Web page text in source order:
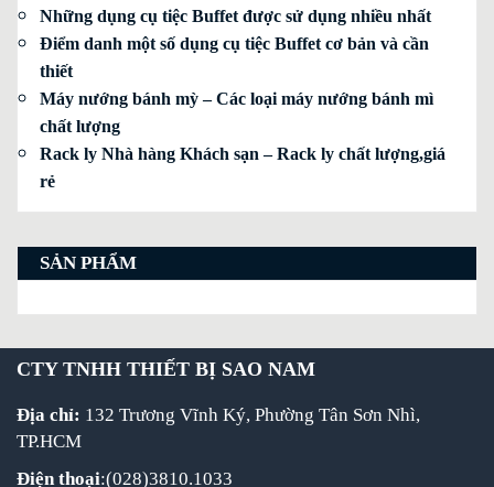
Những dụng cụ tiệc Buffet được sử dụng nhiều nhất
Điểm danh một số dụng cụ tiệc Buffet cơ bản và cần
thiết
Máy nướng bánh mỳ – Các loại máy nướng bánh mì
chất lượng
Rack ly Nhà hàng Khách sạn – Rack ly chất lượng,giá
rẻ
SẢN PHẨM
CTY TNHH THIẾT BỊ SAO NAM
Địa chỉ: 132 Trương Vĩnh Ký, Phường Tân Sơn Nhì,
TP.HCM
Điện thoại:(028)3810.1033